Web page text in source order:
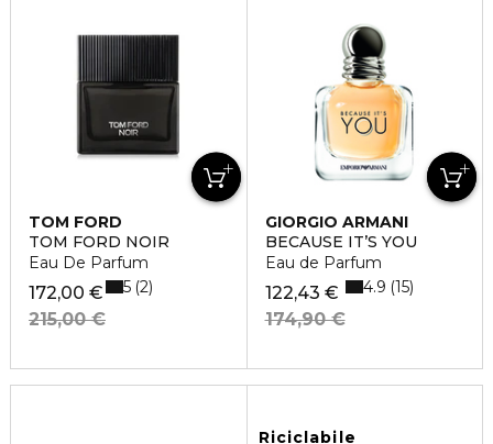
TOM FORD
TOM FORD NOIR
Eau De Parfum
172,00 €
215,00 €
5 2
GIORGIO ARMANI
BECAUSE IT’S YOU
Eau de Parfum
122,43 €
174,90 €
4.9 15
Riciclabile